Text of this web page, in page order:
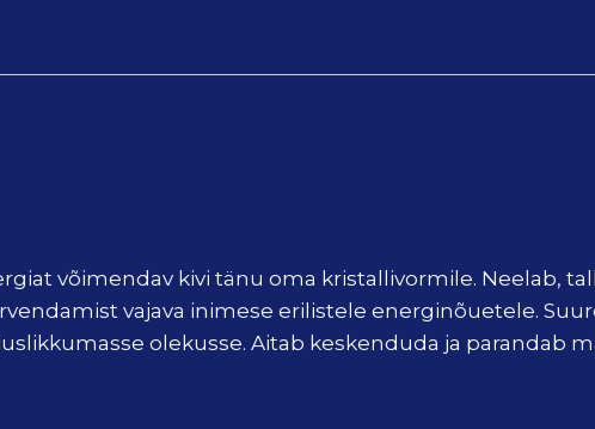
võimendav kivi tänu oma kristallivormile. Neelab,
vajava inimese erilistele energinõuetele.
olekusse. Aitab keskenduda ja parandab